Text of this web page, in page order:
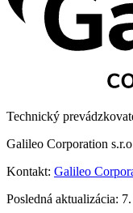
Technický
Galileo Corporation
Kontakt: Galileo
Posledná aktualizácia: